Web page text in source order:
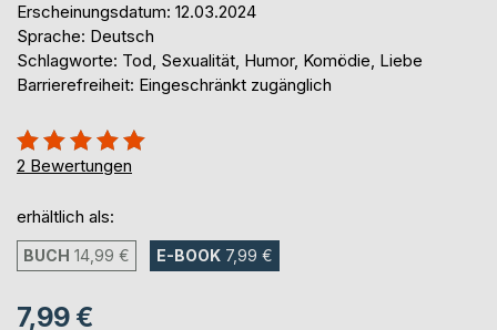
Erscheinungsdatum: 12.03.2024
Sprache: Deutsch
Schlagworte: Tod, Sexualität, Humor, Komödie, Liebe
Barrierefreiheit: Eingeschränkt zugänglich
Bewertung::
100%
2 Bewertungen
erhältlich als:
BUCH 14,99 € E-BOOK 7,99 €
7,99 €